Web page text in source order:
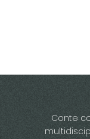
Conte